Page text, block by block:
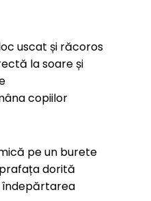
uscat și răcoros
la soare și
copiilor
pe un burete
dorită
îndepărtarea